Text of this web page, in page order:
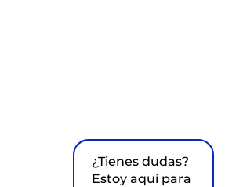
¿Tienes dudas?
Estoy aquí para